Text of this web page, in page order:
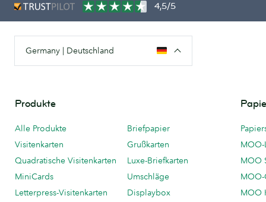
4,5/5
Germany | Deutschland
Produkte
Alle Produkte
Visitenkarten
Quadratische Visitenkarten
MiniCards
Letterpress-Visitenkarten
Briefpapier
Grußkarten
Luxe-Briefkarten
Umschläge
Displaybox
MOO-
MOO
MOO